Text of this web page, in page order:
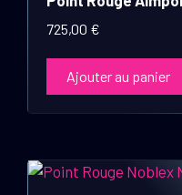
725,00 €
Ajouter au panier